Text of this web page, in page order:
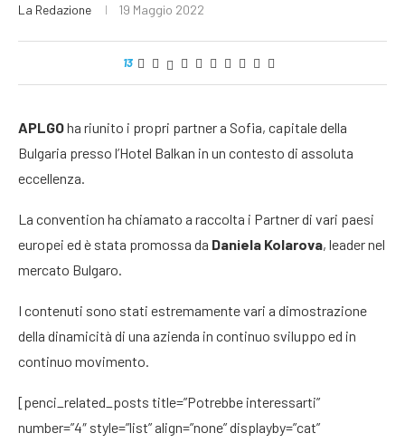
La Redazione 19 Maggio 2022
13
APLGOha riunito i propri partner a Sofia, capitale della
Bulgaria presso l’Hotel Balkan in un contesto di assoluta
eccellenza.
La convention ha chiamato a raccolta i Partner di vari paesi
europei ed è stata promossa da Daniela Kolarova, leader nel
mercato Bulgaro.
I contenuti sono stati estremamente vari a dimostrazione
della dinamicità di una azienda in continuo sviluppo ed in
continuo movimento.
[penci_related_posts title=”Potrebbe interessarti”
number=”4″ style=”list” align=”none” displayby=”cat”